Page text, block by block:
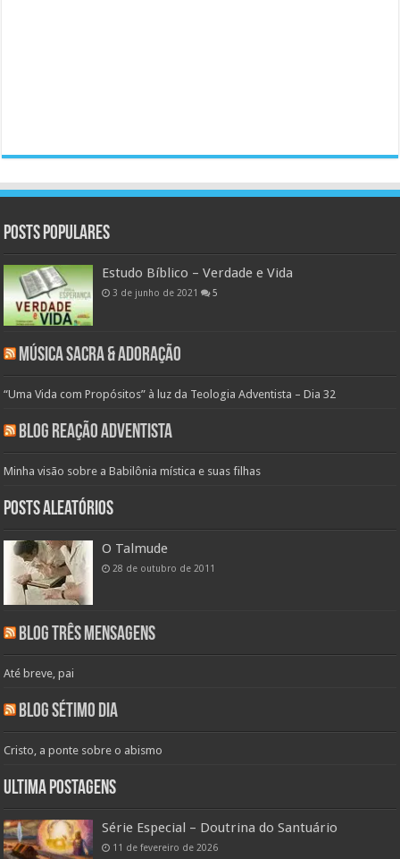
Posts populares
Estudo Bíblico – Verdade e Vida
3 de junho de 2021 5
Música Sacra & Adoração
“Uma Vida com Propósitos” à luz da Teologia Adventista – Dia 32
Blog Reação Adventista
Minha visão sobre a Babilônia mística e suas filhas
Posts aleatórios
O Talmude
28 de outubro de 2011
Blog Três Mensagens
Até breve, pai
Blog Sétimo Dia
Cristo, a ponte sobre o abismo
Ultima Postagens
Série Especial – Doutrina do Santuário
11 de fevereiro de 2026